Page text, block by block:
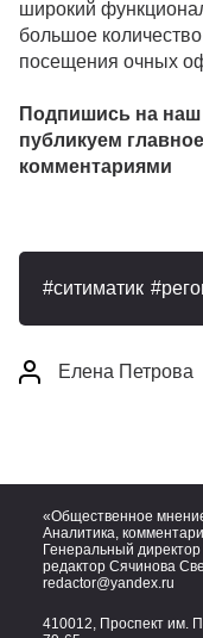
широкий
большое
посещения очных
Подпишись на наш
публикуем
комментариями
ситиматик
Елена Петрова
«Общественное
Аналитика,
Генеральный
редактор Сячинова
redactor@yandex.ru
410012, Проспект им.